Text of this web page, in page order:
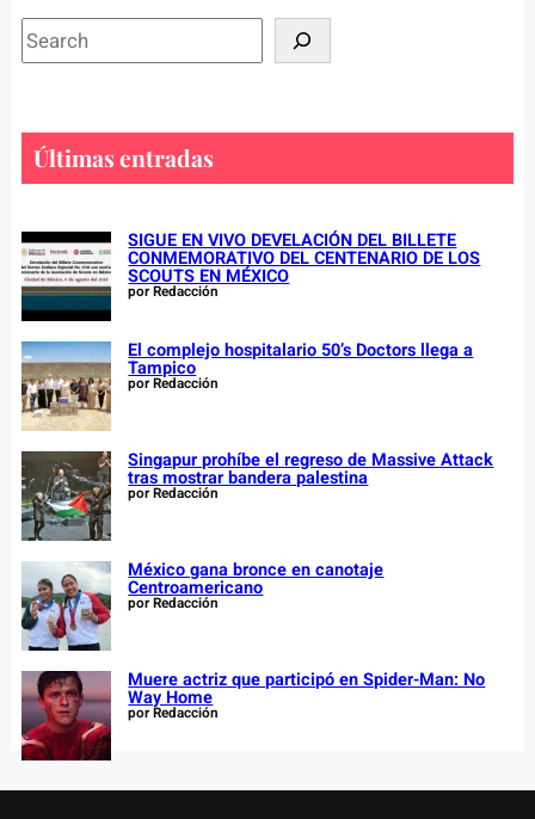
S
e
h
Últimas entradas
SIGUE EN VIVO DEVELACIÓN DEL BILLETE
CONMEMORATIVO DEL CENTENARIO DE LOS
SCOUTS EN MÉXICO
por Redacción
El complejo hospitalario 50’s Doctors llega a
Tampico
por Redacción
Singapur prohíbe el regreso de Massive Attack
tras mostrar bandera palestina
por Redacción
México gana bronce en canotaje
Centroamericano
por Redacción
Muere actriz que participó en Spider-Man: No
Way Home
por Redacción